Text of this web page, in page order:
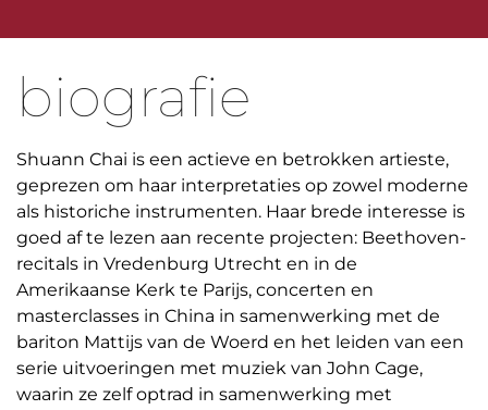
biografie
Shuann Chai is een actieve en betrokken artieste,
geprezen om haar interpretaties op zowel moderne
als historiche instrumenten. Haar brede interesse is
goed af te lezen aan recente projecten: Beethoven-
recitals in Vredenburg Utrecht en in de
Amerikaanse Kerk te Parijs, concerten en
masterclasses in China in samenwerking met de
bariton Mattijs van de Woerd en het leiden van een
serie uitvoeringen met muziek van John Cage,
waarin ze zelf optrad in samenwerking met